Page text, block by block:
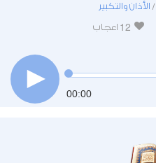
/ الأذان والتكبير
12 اعجاب
00:00